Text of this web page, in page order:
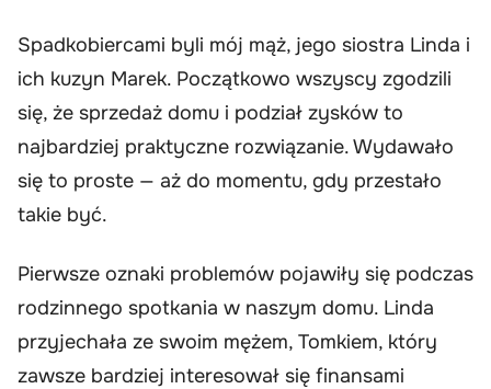
Spadkobiercami byli mój mąż, jego siostra Linda i
ich kuzyn Marek. Początkowo wszyscy zgodzili
się, że sprzedaż domu i podział zysków to
najbardziej praktyczne rozwiązanie. Wydawało
się to proste — aż do momentu, gdy przestało
takie być.
Pierwsze oznaki problemów pojawiły się podczas
rodzinnego spotkania w naszym domu. Linda
przyjechała ze swoim mężem, Tomkiem, który
zawsze bardziej interesował się finansami